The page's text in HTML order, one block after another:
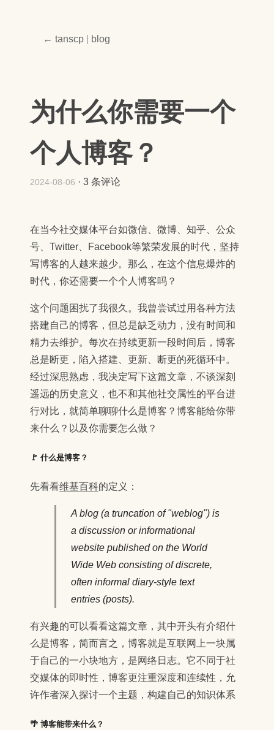
← tanscp blog
为什么你需要一个
个人博客？
2024-08-06 · 3 条评论
在当今社交媒体平台如微信、微博、知乎、公众
号、Twitter、Facebook等繁荣发展的时代，坚持
写博客的人越来越少。那么，在这个信息爆炸的
时代，你还需要一个个人博客吗？
这个问题困扰了我很久。我曾尝试过用各种方法
搭建自己的博客，但总是缺乏动力，没有时间和
精力去维护。每次在持续更新一段时间后，博客
总是断更，陷入搭建、更新、断更的死循环中。
经过深思熟虑，我决定写下这篇文章，不谈深刻
遥远的历史意义，也不和其他社交属性的平台进
行对比，就简单聊聊什么是博客？博客能给你带
来什么？以及你需要怎么做？
🚩 什么是博客？
先看看维基百科的定义：
A blog (a truncation of "weblog") is
a discussion or informational
website published on the World
Wide Web consisting of discrete,
often informal diary-style text
entries (posts).
有兴趣的可以看看这篇文章，其中开头有介绍什
么是博客，简而言之，博客就是互联网上一块属
于自己的一小块地方，是网络日志。它不同于社
交媒体的即时性，博客更注重深度和连续性，允
许作者深入探讨一个主题，构建自己的知识体系
🌴 博客能带来什么？